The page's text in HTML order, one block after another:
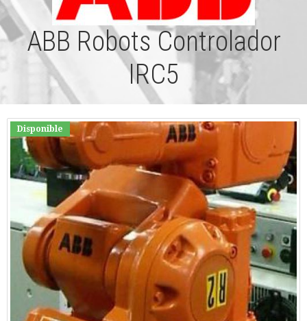
ABB Robots Controlador
IRC5
Disponible